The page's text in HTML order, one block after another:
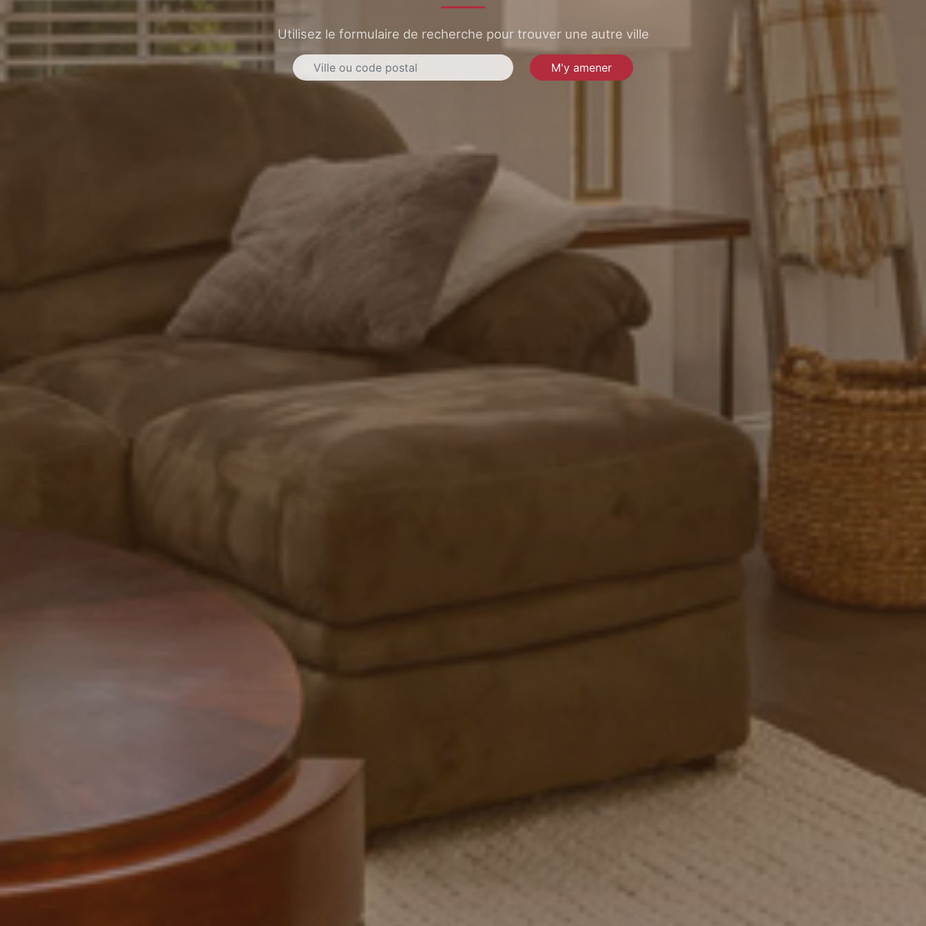
Utilisez le formulaire de recherche pour trouver une autre ville
M'y amener